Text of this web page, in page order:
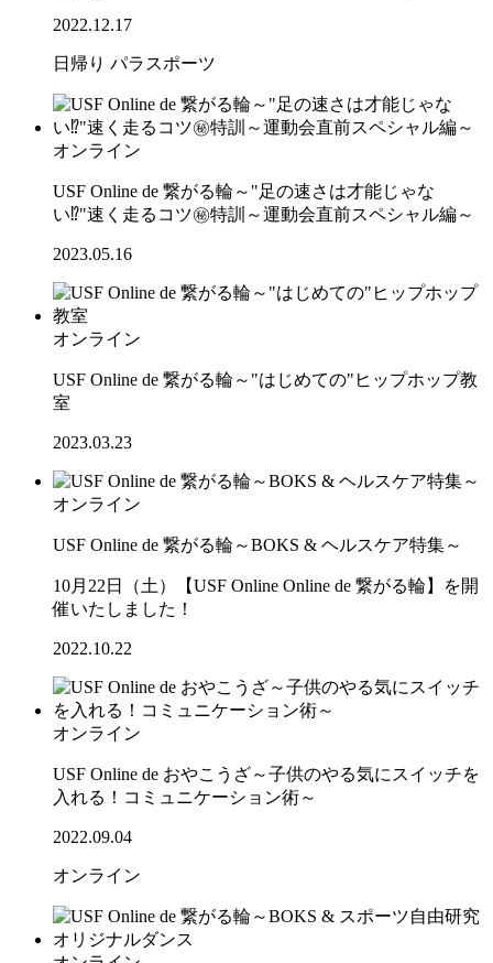
2022.12.17
日帰り パラスポーツ
オンライン
USF Online de 繋がる輪～"足の速さは才能じゃな
い⁉"速く走るコツ㊙特訓～運動会直前スペシャル編～
2023.05.16
オンライン
USF Online de 繋がる輪～"はじめての"ヒップホップ教
室
2023.03.23
オンライン
USF Online de 繋がる輪～BOKS & ヘルスケア特集～
10月22日（土）【USF Online Online de 繋がる輪】を開
催いたしました！
2022.10.22
オンライン
USF Online de おやこうざ～子供のやる気にスイッチを
入れる！コミュニケーション術～
2022.09.04
オンライン